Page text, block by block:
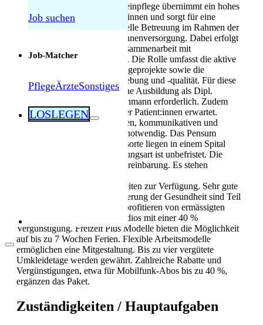
Als Pflegekraft in die Schweiz: Leben, Kultur
und Alltag (2026)
Schweiz
Job suchen
Job-Matcher
PflegeÄrzteSonstiges
LOSLEGEN
Die Pflegefachperson Allgemeinpflege übernimmt ein hohes
Pflegeengagement für Patient:innen und sorgt für eine
einfühlsame sowie professionelle Betreuung im Rahmen der
bedürfnisorientierten Patient:innenversorgung. Dabei erfolgt
eine enge interdisziplinäre Zusammenarbeit mit
verschiedenen Berufsgruppen. Die Rolle umfasst die aktive
Mitgestaltung innovativer Pflegeprojekte sowie die
Verbesserung der Arbeitsumgebung und -qualität. Für diese
Position ist eine abgeschlossene Ausbildung als Dipl.
Pflegefachfrau oder Pflegefachmann erforderlich. Zudem
wird Herzblut für das Wohl der Patient:innen erwartet.
Teamfähigkeit mit einer offenen, kommunikativen und
motivierten Persönlichkeit ist notwendig. Das Pensum
beträgt 20–100 %. Die Arbeitsorte liegen in einem Spital
oder einer Klinik. Die Anstellungsart ist unbefristet. Die
Besetzung erfolgt per nach Vereinbarung. Es stehen
Weiterentwicklungsmöglichkeiten zur Verfügung. Sehr gute
Sozialleistungen und die Förderung der Gesundheit sind Teil
des Angebots. Mitarbeitende profitieren von ermässigten
Mitgliedschaften in Fitnessstudios mit einer 40 %
Vergünstigung. Freizeit Plus Modelle bieten die Möglichkeit
auf bis zu 7 Wochen Ferien. Flexible Arbeitsmodelle
ermöglichen eine Mitgestaltung. Bis zu vier vergütete
Umkleidetage werden gewährt. Zahlreiche Rabatte und
Vergünstigungen, etwa für Mobilfunk-Abos bis zu 40 %,
ergänzen das Paket.
Zuständigkeiten / Hauptaufgaben